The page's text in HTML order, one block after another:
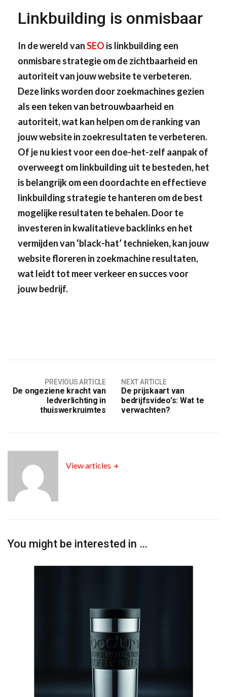
Linkbuilding is onmisbaar
In de wereld vanSEO is linkbuilding een
onmisbare strategie om de zichtbaarheid en
autoriteit van jouw website te verbeteren.
Deze links worden door zoekmachines gezien
als een teken van betrouwbaarheid en
autoriteit, wat kan helpen om de ranking van
jouw website in zoekresultaten te verbeteren.
Of je nu kiest voor een doe-het-zelf aanpak of
overweegt om linkbuilding uit te besteden, het
is belangrijk om een doordachte en effectieve
linkbuilding strategie te hanteren om de best
mogelijke resultaten te behalen. Door te
investeren in kwalitatieve backlinks en het
vermijden van ‘black-hat’ technieken, kan jouw
website floreren in zoekmachine resultaten,
wat leidt tot meer verkeer en succes voor
jouw bedrijf.
PREVIOUS ARTICLE
De ongeziene kracht van
ledverlichting in
thuiswerkruimtes
NEXT ARTICLE
De prijskaart van
bedrijfsvideo's: Wat te
verwachten?
View articles
You might be interested in …